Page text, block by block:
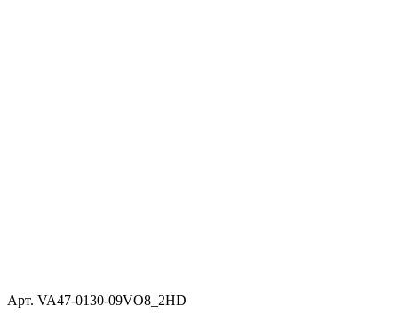
Арт. VA47-0130-09VO8_2HD